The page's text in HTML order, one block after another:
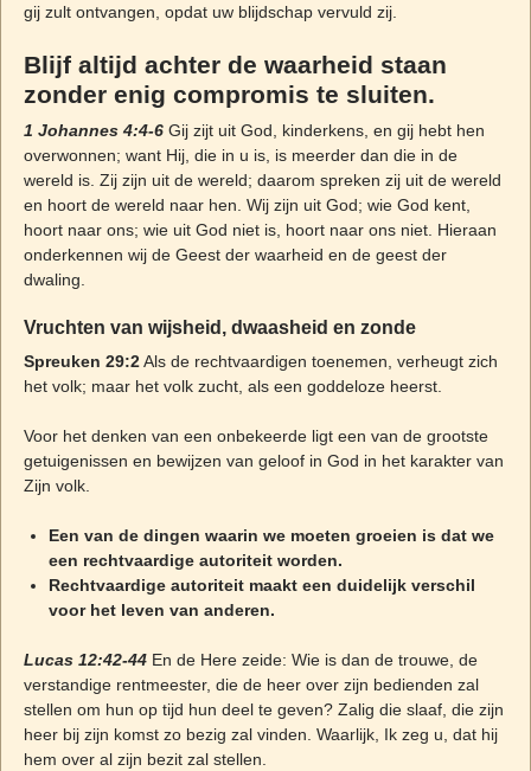
gij zult ontvangen, opdat uw blijdschap vervuld zij.
Blijf altijd achter de waarheid staan
zonder enig compromis te sluiten.
1 Johannes 4:4-6Gij zijt uit God, kinderkens, en gij hebt hen
overwonnen; want Hij, die in u is, is meerder dan die in de
wereld is. Zij zijn uit de wereld; daarom spreken zij uit de wereld
en hoort de wereld naar hen. Wij zijn uit God; wie God kent,
hoort naar ons; wie uit God niet is, hoort naar ons niet. Hieraan
onderkennen wij de Geest der waarheid en de geest der
dwaling.
Vruchten van wijsheid, dwaasheid en zonde
Spreuken 29:2Als de rechtvaardigen toenemen, verheugt zich
het volk; maar het volk zucht, als een goddeloze heerst.
Voor het denken van een onbekeerde ligt een van de grootste
getuigenissen en bewijzen van geloof in God in het karakter van
Zijn volk.
Een van de dingen waarin we moeten groeien is dat we
een rechtvaardige autoriteit worden.
Rechtvaardige autoriteit maakt een duidelijk verschil
voor het leven van anderen.
Lucas 12:42-44En de Here zeide: Wie is dan de trouwe, de
verstandige rentmeester, die de heer over zijn bedienden zal
stellen om hun op tijd hun deel te geven? Zalig die slaaf, die zijn
heer bij zijn komst zo bezig zal vinden. Waarlijk, Ik zeg u, dat hij
hem over al zijn bezit zal stellen.